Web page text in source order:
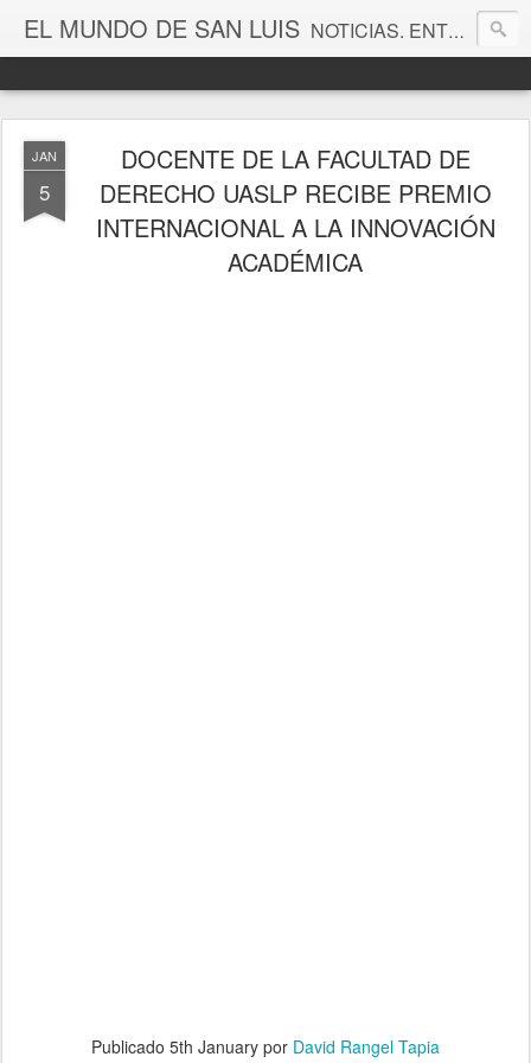
EL MUNDO DE SAN LUIS NOTICIAS. ENTRETENIMIENTO. EDITORIALES. CANAL DE VÍDEOS. GALERÍA DE FOTOGRAFÍAS.
JAN
5
DOCENTE DE LA FACULTAD DE
DERECHO UASLP RECIBE PREMIO
INTERNACIONAL A LA INNOVACIÓN
ACADÉMICA
Publicado 5th January por David Rangel Tapia